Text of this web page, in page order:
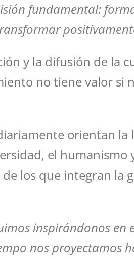
fundamental:
y la difusión de la
no tiene valor si
orientan
el
los que integran la
inspirándonos en
nos proyectamos